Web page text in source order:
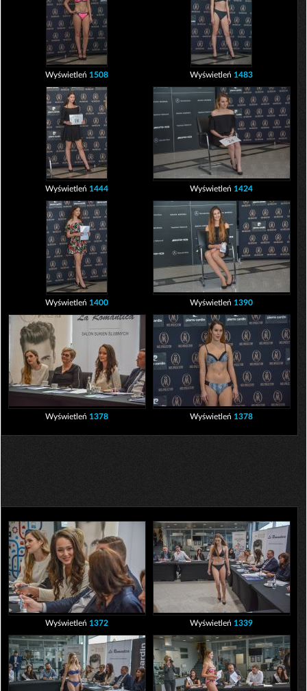
Wyświetleń 1508 Wyświetleń 1483
Wyświetleń 1444 Wyświetleń 1424
Wyświetleń 1400 Wyświetleń 1390
Wyświetleń 1378 Wyświetleń 1378
Wyświetleń 1372 Wyświetleń 1339